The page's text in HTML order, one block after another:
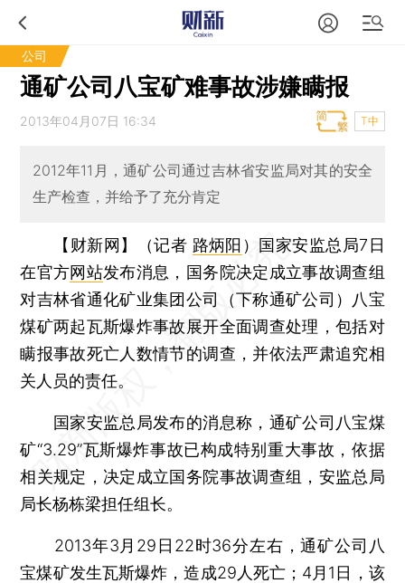
公司
通矿公司八宝矿难事故涉嫌瞒报
2013年04月07日 16:34 T中
2012年11月，通矿公司通过吉林省安监局对其的安全
生产检查，并给予了充分肯定
【财新网】（记者 路炳阳 ） 国家安监总局7日
在官方网站发布消息，国务院决定成立事故调查组
对吉林省通化矿业集团公司（下称通矿公司）八宝
煤矿两起瓦斯爆炸事故展开全面调查处理，包括对
瞒报事故死亡人数情节的调查，并依法严肃追究相
关人员的责任。
国家安监总局发布的消息称，通矿公司八宝煤
矿“3.29”瓦斯爆炸事故已构成特别重大事故，依据
相关规定，决定成立国务院事故调查组，安监总局
局长杨栋梁担任组长。
2013年3月29日22时36分左右，通矿公司八
宝煤矿发生瓦斯爆炸，造成29人死亡；4月1日，该